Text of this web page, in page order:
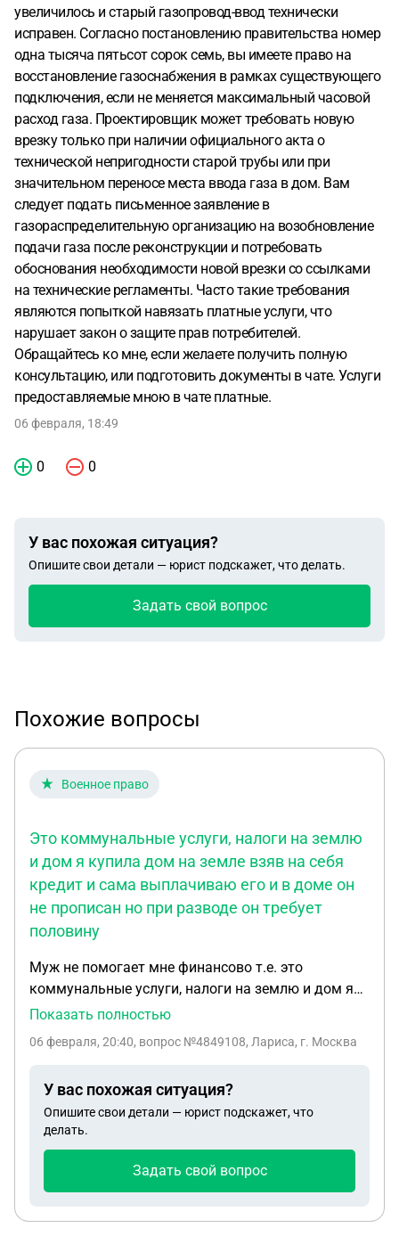
увеличилось и старый газопровод-ввод технически
исправен. Согласно постановлению правительства номер
одна тысяча пятьсот сорок семь, вы имеете право на
восстановление газоснабжения в рамках существующего
подключения, если не меняется максимальный часовой
расход газа. Проектировщик может требовать новую
врезку только при наличии официального акта о
технической непригодности старой трубы или при
значительном переносе места ввода газа в дом. Вам
следует подать письменное заявление в
газораспределительную организацию на возобновление
подачи газа после реконструкции и потребовать
обоснования необходимости новой врезки со ссылками
на технические регламенты. Часто такие требования
являются попыткой навязать платные услуги, что
нарушает закон о защите прав потребителей.
Обращайтесь ко мне, если желаете получить полную
консультацию, или подготовить документы в чате. Услуги
предоставляемые мною в чате платные.
06 февраля, 18:49
0 0
У вас похожая ситуация?
Опишите свои детали — юрист подскажет, что делать.
Задать свой вопрос
Похожие вопросы
Военное право
Это коммунальные услуги, налоги на землю
и дом я купила дом на земле взяв на себя
кредит и сама выплачиваю его и в доме он
не прописан но при разводе он требует
половину
Муж не помогает мне финансово т.е. это
коммунальные услуги, налоги на землю и дом я
купила дом на земле взяв на себя кредит и сама
разводе он требует половину . Как быть в этой
Показать полностью
06 февраля, 20:40, вопрос №4849108, Лариса, г. Москва
У вас похожая ситуация?
Опишите свои детали — юрист подскажет, что
делать.
Задать свой вопрос